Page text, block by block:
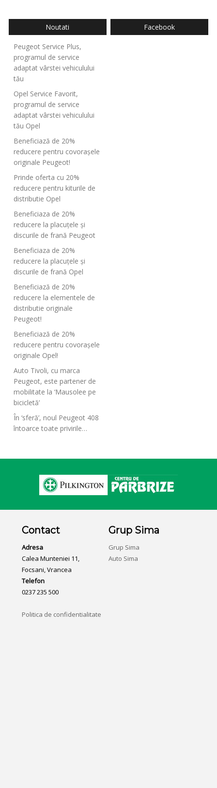
Noutati
Peugeot Service Plus,
programul de service
adaptat vârstei vehiculului
tău
Opel Service Favorit,
programul de service
adaptat vârstei vehiculului
tău Opel
Beneficiază de 20%
reducere pentru covorașele
originale Peugeot!
Prinde oferta cu 20%
reducere pentru kiturile de
distributie Opel
Beneficiaza de 20%
reducere la placuțele și
discurile de frană Peugeot
Beneficiaza de 20%
reducere la placuțele și
discurile de frană Opel
Beneficiază de 20%
reducere la elementele de
distributie originale
Peugeot!
Beneficiază de 20%
reducere pentru covorașele
originale Opel!
Auto Tivoli, cu marca
Peugeot, este partener de
mobilitate la ‘Mausolee pe
bicicletă’
În ‘sferă’, noul Peugeot 408
întoarce toate privirile…
Facebook
Contact
Adresa
Calea Munteniei 11,
Focsani, Vrancea
Telefon
0237 235 500
Politica de confidentialitate
Grup Sima
Grup Sima
Auto Sima